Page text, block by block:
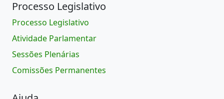
Processo Legislativo
Processo Legislativo
Atividade Parlamentar
Sessões Plenárias
Comissões Permanentes